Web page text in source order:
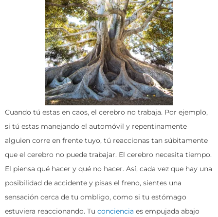
Cuando tú estas en caos, el cerebro no trabaja. Por ejemplo,
si tú estas manejando el automóvil y repentinamente
alguien corre en frente tuyo, tú reaccionas tan súbitamente
que el cerebro no puede trabajar. El cerebro necesita tiempo.
El piensa qué hacer y qué no hacer. Así, cada vez que hay una
posibilidad de accidente y pisas el freno, sientes una
sensación cerca de tu ombligo, como si tu estómago
estuviera reaccionando. Tu conciencia es empujada abajo